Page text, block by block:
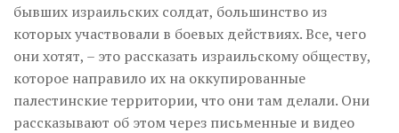
бывших израильских солдат, большинство из
которых участвовали в боевых действиях. Все, чего
они хотят, – это рассказать израильскому обществу,
которое направило их на оккупированные
палестинские территории, что они там делали. Они
рассказывают об этом через письменные и видео